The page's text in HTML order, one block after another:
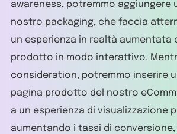
awareness, potremmo aggiungere
nostro packaging, che faccia
un esperienza in realtà aumentata
prodotto in modo interattivo.
consideration, potremmo inserire
pagina prodotto del nostro
a un esperienza di visualizzazione
aumentando i tassi di conversione,